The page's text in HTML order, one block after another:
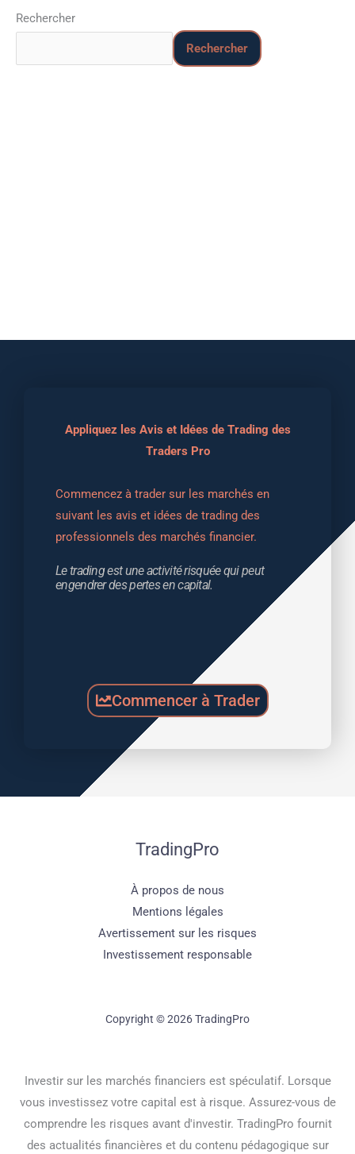
Rechercher
Rechercher
Appliquez les Avis et Idées de Trading des
Traders Pro
Commencez à trader sur les marchés en
suivant les avis et idées de trading des
professionnels des marchés financier.
Le trading est une activité risquée qui peut
engendrer des pertes en capital.
Commencer à Trader
TradingPro
À propos de nous
Mentions légales
Avertissement sur les risques
Investissement responsable
Copyright © 2026 TradingPro
Investir sur les marchés financiers est spéculatif. Lorsque
vous investissez votre capital est à risque. Assurez-vous de
comprendre les risques avant d'investir. TradingPro fournit
des actualités financières et du contenu pédagogique sur